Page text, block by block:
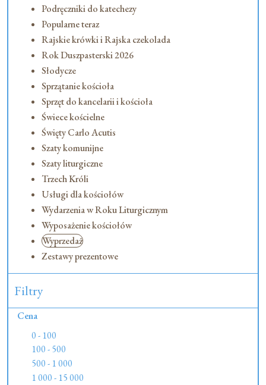
Podręczniki do katechezy
Popularne teraz
Rajskie krówki i Rajska czekolada
Rok Duszpasterski 2026
Słodycze
Sprzątanie kościoła
Sprzęt do kancelarii i kościoła
Świece kościelne
Święty Carlo Acutis
Szaty komunijne
Szaty liturgiczne
Trzech Króli
Usługi dla kościołów
Wydarzenia w Roku Liturgicznym
Wyposażenie kościołów
Wyprzedaż
Zestawy prezentowe
Filtry
Cena
0 - 100
100 - 500
500 - 1 000
1 000 - 15 000